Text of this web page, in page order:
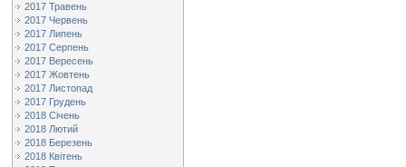
2017 Травень
2017 Червень
2017 Липень
2017 Серпень
2017 Вересень
2017 Жовтень
2017 Листопад
2017 Грудень
2018 Січень
2018 Лютий
2018 Березень
2018 Квітень